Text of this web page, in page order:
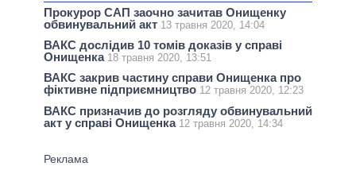
Прокурор САП заочно зачитав Онищенку
обвинувальний акт 13 травня 2020, 14:04
ВАКС дослідив 10 томів доказів у справі
Онищенка 18 травня 2020, 13:51
ВАКС закрив частину справи Онищенка про
фіктивне підприємництво 12 травня 2020, 12:23
ВАКС призначив до розгляду обвинувальний
акт у справі Онищенка 12 травня 2020, 14:34